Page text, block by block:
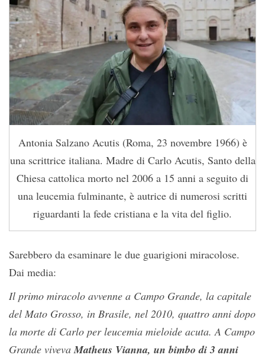
Antonia Salzano Acutis (Roma, 23 novembre 1966) è
una scrittrice italiana. Madre di Carlo Acutis, Santo della
Chiesa cattolica morto nel 2006 a 15 anni a seguito di
una leucemia fulminante, è autrice di numerosi scritti
riguardanti la fede cristiana e la vita del figlio.
Sarebbero da esaminare le due guarigioni miracolose.
Dai media:
Il primo miracolo avvenne a Campo Grande, la capitale
del Mato Grosso, in Brasile, nel 2010, quattro anni dopo
la morte di Carlo per leucemia mieloide acuta. A Campo
Grande vivevaMatheus Vianna, un bimbo di 3 anni